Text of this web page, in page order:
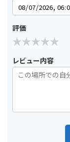
評価
レビュー内容